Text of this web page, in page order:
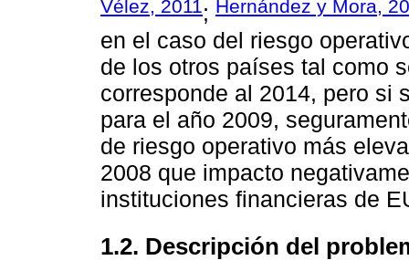
Vélez, 2011; Hernández y Mora,
en el caso del riesgo
de los otros países tal como
corresponde al 2014, pero si
para el año 2009,
de riesgo operativo más
2008 que impacto
instituciones financieras de
1.2. Descripción del